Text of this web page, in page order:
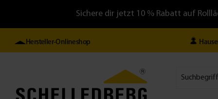
Sichere dir jetzt 10 % Rabatt auf
Hersteller-Onlineshop